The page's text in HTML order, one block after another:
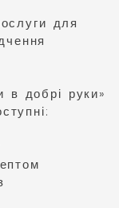
для
в добрі руки»